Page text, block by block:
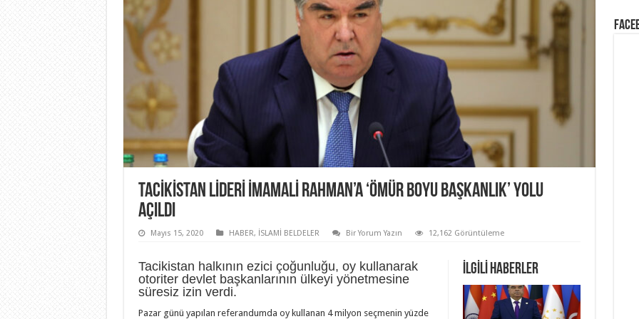
TACIKISTAN LIDERI İMAMALI RAHMAN’A ‘ÖMÜR BOYU BAŞKANLIK’ YOLU
AÇILDI
Mayıs 15, 2020 HABER, İSLAMİ BELDELER Bir Yorum Yazın 12,162 Görüntüleme
İLGİLİ HABERLER
Tacikistan halkının ezici çoğunluğu, oy kullanarak
otoriter devlet başkanlarının ülkeyi yönetmesine
süresiz izin verdi.
Pazar günü yapılan referandumda oy kullanan 4 milyon seçmenin yüzde